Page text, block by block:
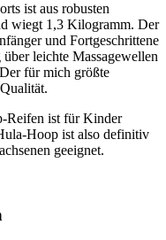
ist aus robusten
wiegt 1,3 Kilogramm. Der
und Fortgeschrittene
leichte Massagewellen
für mich größte
Reifen ist für Kinder
Hoop ist also definitiv
geeignet.